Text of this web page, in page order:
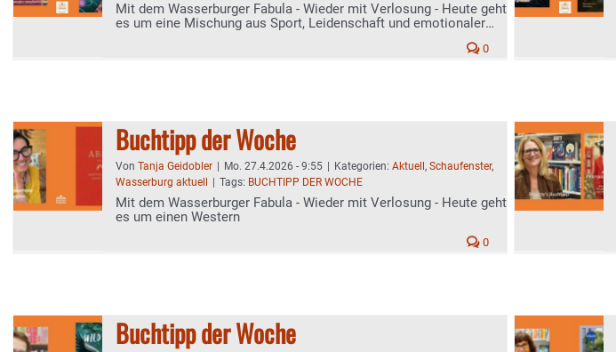
Mit dem Wasserburger Fabula - Wieder mit Verlosung - Heute geht
es um eine Mischung aus Sport, Leidenschaft und emotionaler
0
Buchtipp der Woche
Von Tanja Geidobler Mo. 27.4.2026 - 9:55 Kategorien: Aktuell , Schaufenster,
Wasserburg aktuell
Tags: BUCHTIPP DER WOCHE
Mit dem Wasserburger Fabula - Wieder mit Verlosung - Heute geht
es um einen Western
0
Buchtipp der Woche